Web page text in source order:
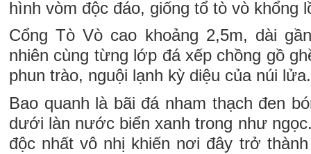
hình vòm độc đáo, giống tổ tò vò khổng
Cổng Tò Vò cao khoảng 2,5m, dài
nhiên cùng từng lớp đá xếp chồng gồ
phun trào, nguội lạnh kỳ diệu của núi
Bao quanh là bãi đá nham thạch đen
dưới làn nước biển xanh trong như
độc nhất vô nhị khiến nơi đây trở